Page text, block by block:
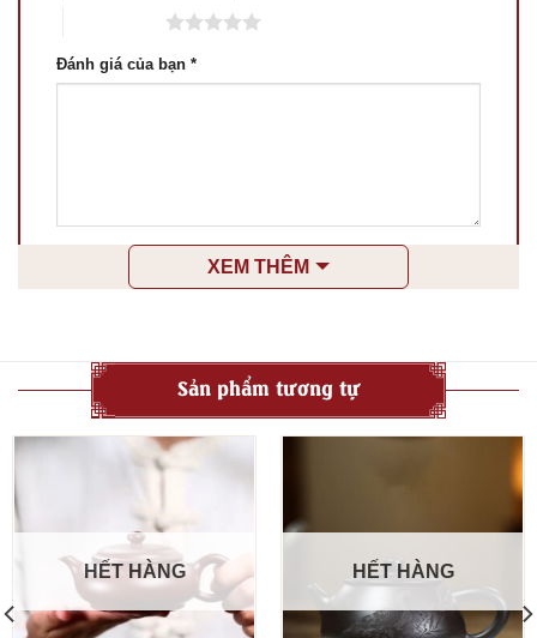
Đánh giá của bạn *
Email*
Lưu tên của tôi, email, và trang web trong trình
XEM THÊM
Sản phẩm tương tự
HẾT HÀNG HẾT HÀNG